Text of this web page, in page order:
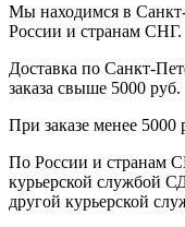
Мы находимся в Санкт-
России и странам СНГ.
Доставка по Санкт-
заказа свыше 5000 руб.
При заказе менее 5000
По России и странам
курьерской службой
другой курьерской